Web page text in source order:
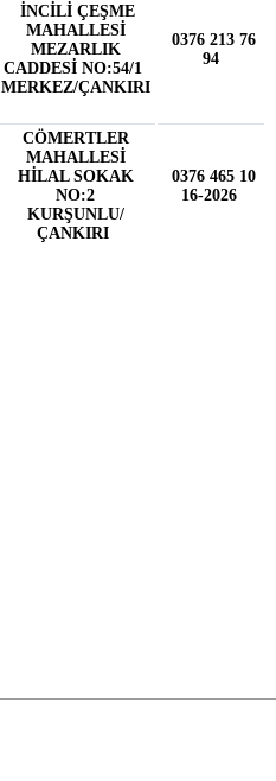
İNCİLİ ÇEŞME
MAHALLESİ
MEZARLIK
CADDESİ NO:54/1
MERKEZ/ÇANKIRI
0376 213 76
94
CÖMERTLER
MAHALLESİ
HİLAL SOKAK
NO:2
KURŞUNLU/
ÇANKIRI
0376 465 10
16-2026